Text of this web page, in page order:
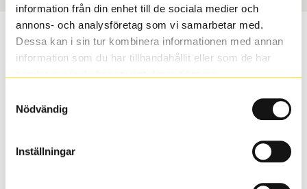
information från din enhet till de sociala medier och
annons- och analysföretag som vi samarbetar med.
Dessa kan i sin tur kombinera informationen med annan
information som du har tillhandahållit eller som de har
Nödvändig
Inställningar
Vill du veta mer om Toyota original
vinterhjul?
säkerhet, kvalitet, passform och finish som bilens